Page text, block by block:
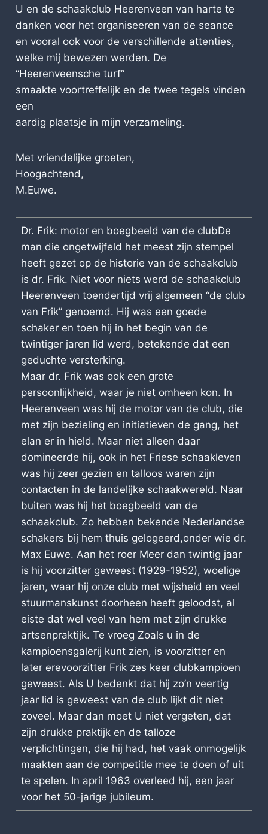
U en de schaakclub Heerenveen van harte te
danken voor het organiseeren van de seance
en vooral ook voor de verschillende attenties,
welke mij bewezen werden. De
“Heerenveensche turf”
smaakte voortreffelijk en de twee tegels vinden
een
aardig plaatsje in mijn verzameling.
Met vriendelijke groeten,
Hoogachtend,
M.Euwe.
Dr. Frik: motor en boegbeeld van de clubDe
man die ongetwijfeld het meest zijn stempel
heeft gezet op de historie van de schaakclub
is dr. Frik. Niet voor niets werd de schaakclub
Heerenveen toendertijd vrij algemeen “de club
van Frik” genoemd. Hij was een goede
schaker en toen hij in het begin van de
twintiger jaren lid werd, betekende dat een
geduchte versterking.
Maar dr. Frik was ook een grote
persoonlijkheid, waar je niet omheen kon. In
Heerenveen was hij de motor van de club, die
met zijn bezieling en initiatieven de gang, het
elan er in hield. Maar niet alleen daar
domineerde hij, ook in het Friese schaakleven
was hij zeer gezien en talloos waren zijn
contacten in de landelijke schaakwereld. Naar
buiten was hij het boegbeeld van de
schaakclub. Zo hebben bekende Nederlandse
schakers bij hem thuis gelogeerd,onder wie dr.
Max Euwe. Aan het roer Meer dan twintig jaar
is hij voorzitter geweest (1929-1952), woelige
jaren, waar hij onze club met wijsheid en veel
stuurmanskunst doorheen heeft geloodst, al
eiste dat wel veel van hem met zijn drukke
artsenpraktijk. Te vroeg Zoals u in de
kampioensgalerij kunt zien, is voorzitter en
later erevoorzitter Frik zes keer clubkampioen
geweest. Als U bedenkt dat hij zo’n veertig
jaar lid is geweest van de club lijkt dit niet
zoveel. Maar dan moet U niet vergeten, dat
zijn drukke praktijk en de talloze
verplichtingen, die hij had, het vaak onmogelijk
maakten aan de competitie mee te doen of uit
te spelen. In april 1963 overleed hij, een jaar
voor het 50-jarige jubileum.